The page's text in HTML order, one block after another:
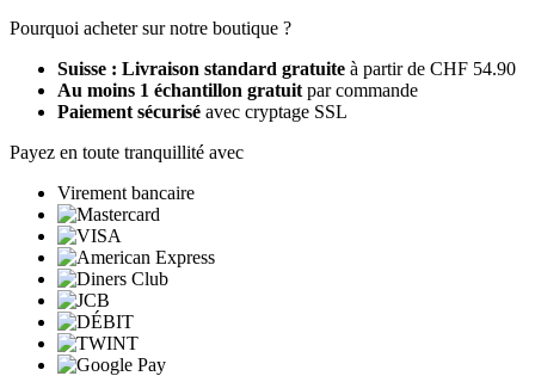
Pourquoi acheter sur notre boutique ?
Suisse : Livraison standard gratuite à partir de CHF 54.90
Au moins 1 échantillon gratuit par commande
Paiement sécurisé avec cryptage SSL
Payez en toute tranquillité avec
Virement bancaire